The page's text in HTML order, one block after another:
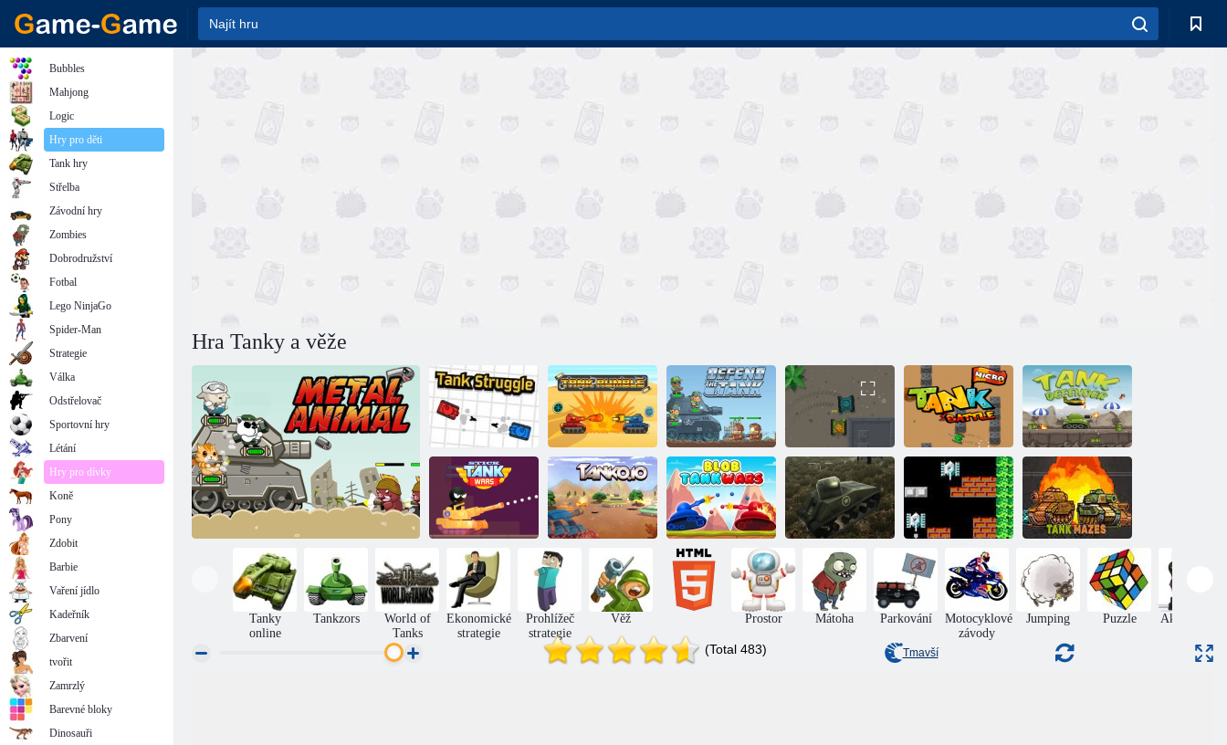
Hra Tanky a věže
Boj nádrž Rachot tanků
Ochrana proti
nádrži
Tanková aréna
Bitva s mikro
tankem
Ochrana nádrže
Stickman: Tank
Wars
Tanko. io
Bubble Tank
Wars
Vojenský
tankový
simulátor
Tanková bitva
Tankové
labyrinty
Tanky
online
Tankzors
World of
Tanks
Ekonomické
strategie
Prohlížeč
strategie
Věž Prostor Mátoha Parkování
Motocyklové
závody
Jumping Puzzle Akční Boys
(Total 483) Tmavší
Bubbles
Mahjong
Logic
Hry pro děti
Tank hry
Střelba
Závodní hry
Zombies
Dobrodružství
Fotbal
Lego NinjaGo
Spider-Man
Strategie
Válka
Odstřelovač
Sportovní hry
Létání
Hry pro dívky
Koně
Pony
Zdobit
Barbie
Vaření jídlo
Kadeřník
Zbarvení
tvořit
Zamrzlý
Barevné bloky
Dinosauři